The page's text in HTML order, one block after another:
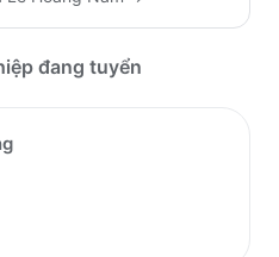
đang tuyển